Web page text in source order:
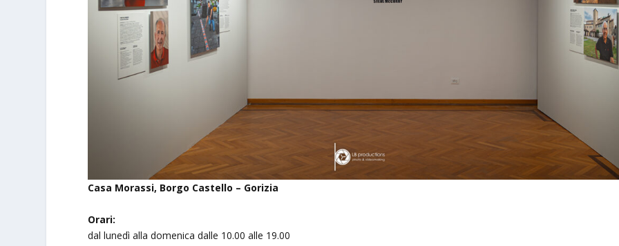
Casa Morassi, Borgo Castello – Gorizia
Orari:
dal lunedì alla domenica dalle 10.00 alle 19.00